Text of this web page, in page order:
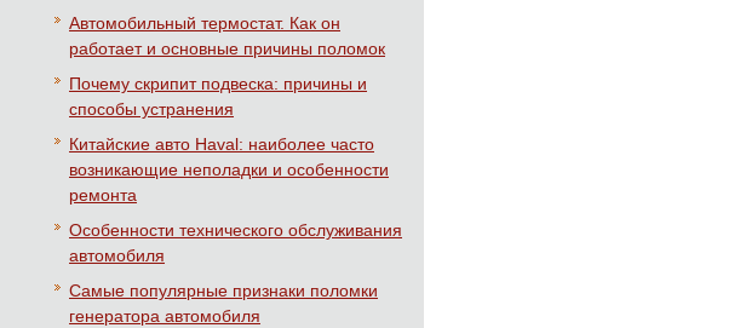
Автомобильный термостат. Как он
работает и основные причины поломок
Почему скрипит подвеска: причины и
способы устранения
Китайские авто Haval: наиболее часто
возникающие неполадки и особенности
ремонта
Особенности технического обслуживания
автомобиля
Самые популярные признаки поломки
генератора автомобиля